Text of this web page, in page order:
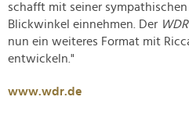
schafft mit seiner
Blickwinkel einnehmen. Der WDR
nun ein weiteres Format mit
entwickeln."
www.wdr.de